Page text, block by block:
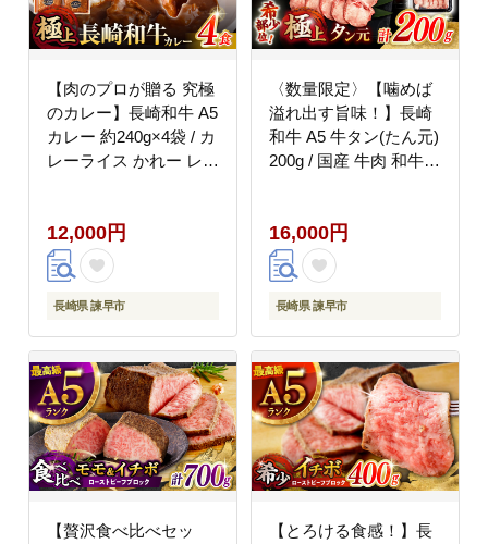
【肉のプロが贈る 究極
のカレー】長崎和牛 A5
カレー 約240g×4袋 / カ
レーライス かれー レト
12,000円
長崎県 諫早市
〈数量限定〉【噛めば
溢れ出す旨味！】長崎
和牛 A5 牛タン(たん元)
200g / 国産 牛肉 和牛
元 / 諫早市 / 野中精肉
店 [AHCW114]
16,000円
長崎県 諫早市
【贅沢食べ比べセッ
【とろける食感！】長